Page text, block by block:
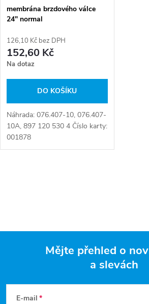
membrána brzdového válce
24" normal
126,10 Kč bez DPH
152,60 Kč
Na dotaz
DO KOŠÍKU
Náhrada: 076.407-10, 076.407-
10A, 897 120 530 4 Číslo karty:
001878
a
Mějte přehled o
a slevách
E-mail